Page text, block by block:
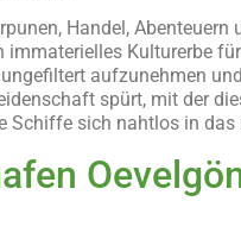
Handel,
Kulturerbe
aufzunehmen
spürt, mit der
Schiffe sich nahtlos in